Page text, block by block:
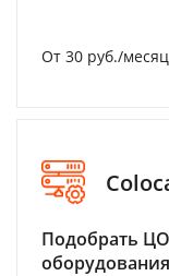
От 30 руб./месяц
Подобрать
оборудования